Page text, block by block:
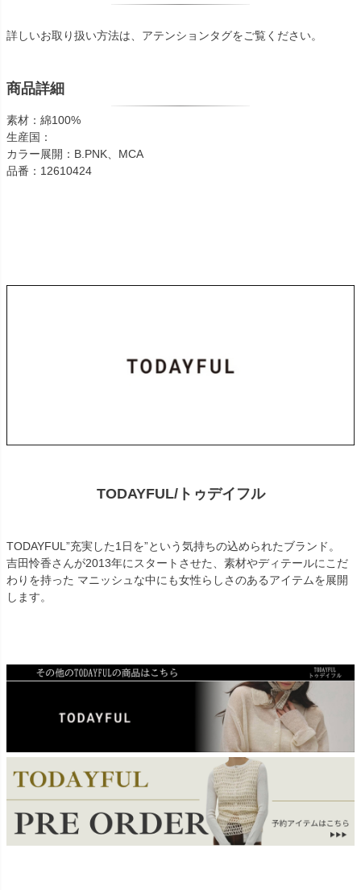
詳しいお取り扱い方法は、アテンションタグをご覧ください。
商品詳細
素材：綿100%
生産国：
カラー展開：B.PNK、MCA
品番：12610424
TODAYFUL/トゥデイフル
TODAYFUL”充実した1日を”という気持ちの込められたブランド。
吉田怜香さんが2013年にスタートさせた、素材やディテールにこだ
わりを持った マニッシュな中にも女性らしさのあるアイテムを展開
します。